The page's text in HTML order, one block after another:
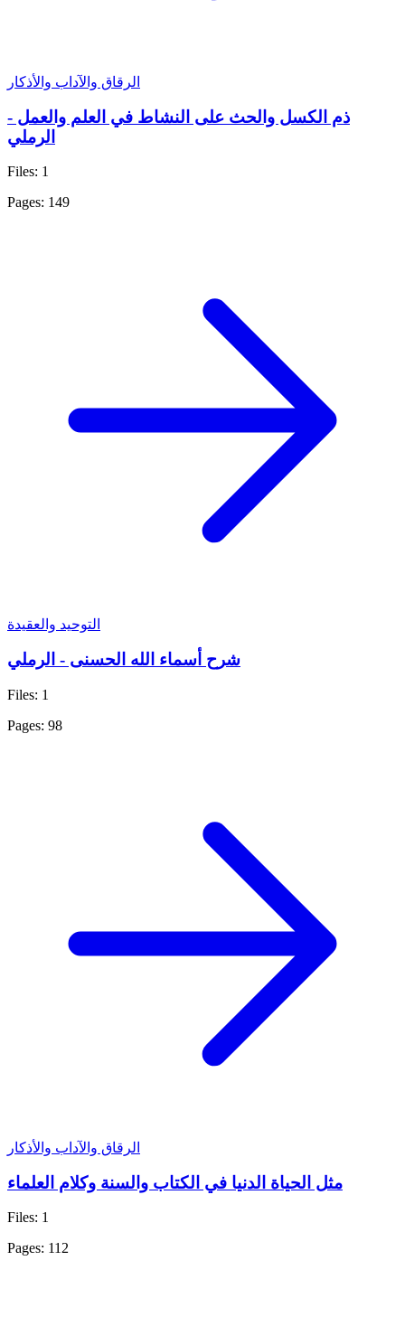
الرقاق والآداب والأذكار
ذم الكسل والحث على النشاط في العلم والعمل -
الرملي
Files: 1
Pages: 149
التوحيد والعقيدة
شرح أسماء الله الحسنى - الرملي
Files: 1
Pages: 98
الرقاق والآداب والأذكار
مثل الحياة الدنيا في الكتاب والسنة وكلام العلماء
Files: 1
Pages: 112